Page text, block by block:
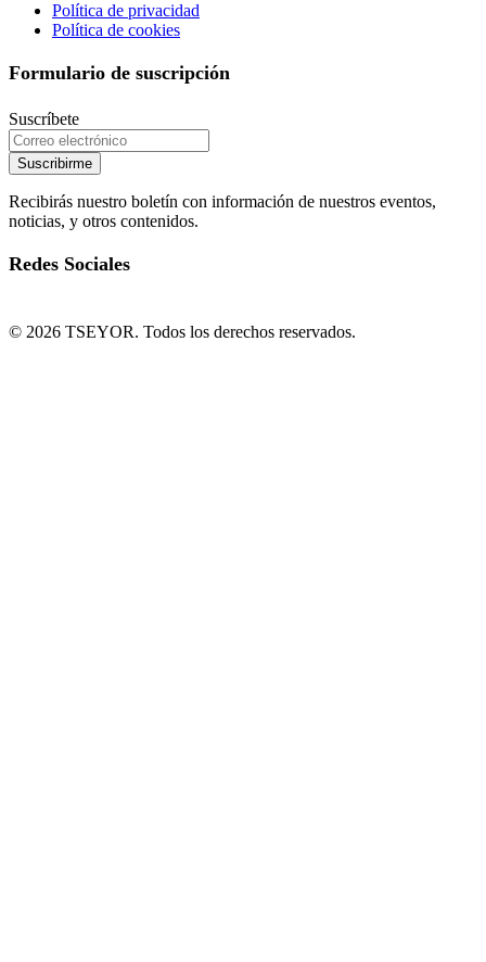
Política de privacidad
Política de cookies
Formulario de suscripción
Suscríbete
Suscribirme
Recibirás nuestro boletín con información de nuestros eventos,
noticias, y otros contenidos.
Redes Sociales
© 2026 TSEYOR. Todos los derechos reservados.